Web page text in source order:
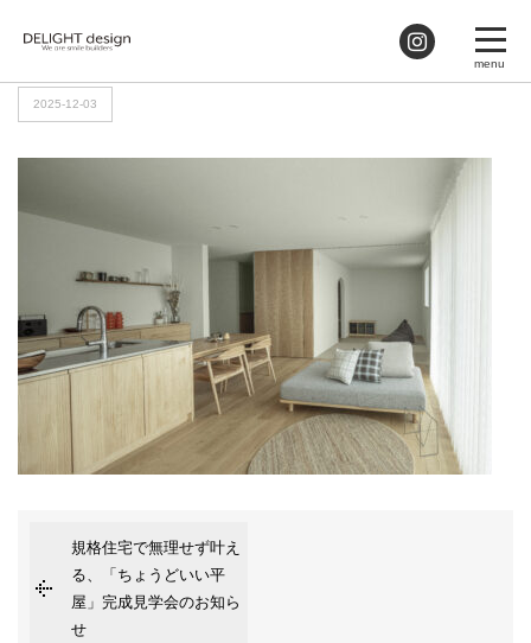
2025-12-03
規格住宅で無理せず叶え
る、「ちょうどいい平
屋」完成見学会のお知ら
せ